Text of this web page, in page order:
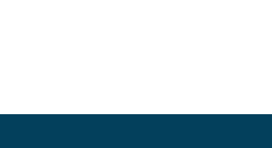
Stornogebühr ein und erstatten Ihnen den Restbetrag zurück..